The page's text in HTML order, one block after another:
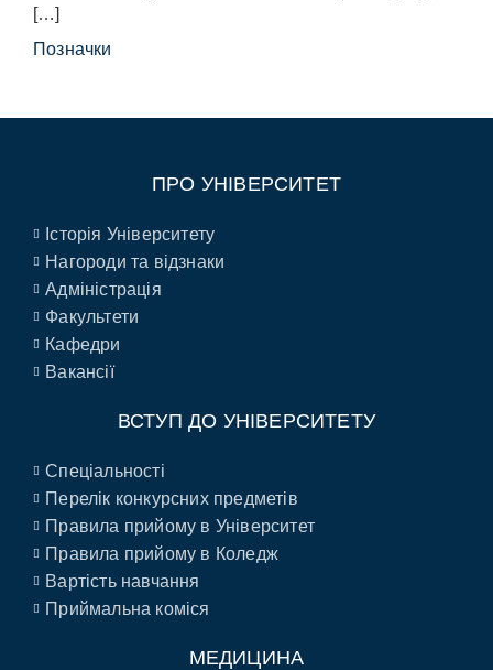
[…]
Позначки
ПРО УНІВЕРСИТЕТ
Історія Університету
Нагороди та відзнаки
Адміністрація
Факультети
Кафедри
Вакансії
ВСТУП ДО УНІВЕРСИТЕТУ
Спеціальності
Перелік конкурсних предметів
Правила прийому в Університет
Правила прийому в Коледж
Вартість навчання
Приймальна коміся
МЕДИЦИНА